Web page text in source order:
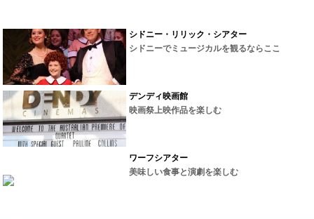
シドニー・リリック・シアター
シドニーでミュージカルを観るならここ
デンディ映画館
映画祭上映作品を楽しむ
ワーフシアター
美味しい食事と演劇を楽しむ